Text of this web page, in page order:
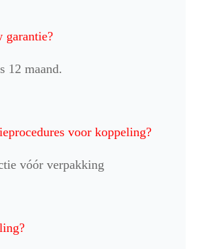
garantie?
12 maand.
voor koppeling?
vóór verpakking